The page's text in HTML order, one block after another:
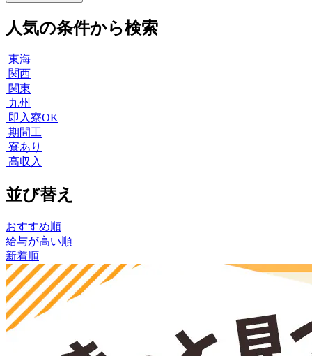
人気の条件から検索
東海
関西
関東
九州
即入寮OK
期間工
寮あり
高収入
並び替え
おすすめ順
給与が高い順
新着順